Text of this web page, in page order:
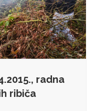
radna
ribiča